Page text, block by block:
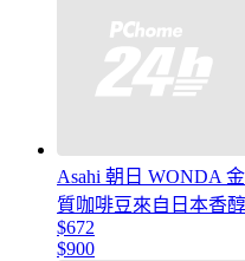
Asahi 朝日 WONDA
質咖啡豆來自日本香
$672
$900